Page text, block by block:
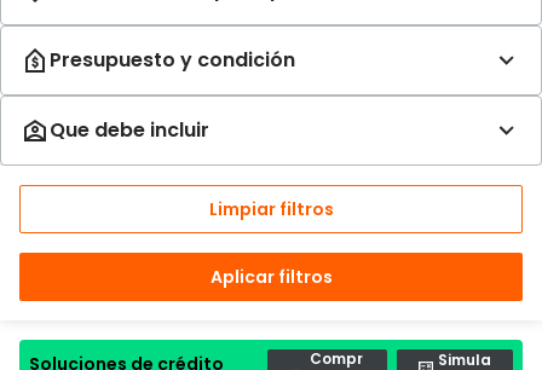
Limpiar filtros
Aplicar filtros
Soluciones de crédito
Compr
Simula